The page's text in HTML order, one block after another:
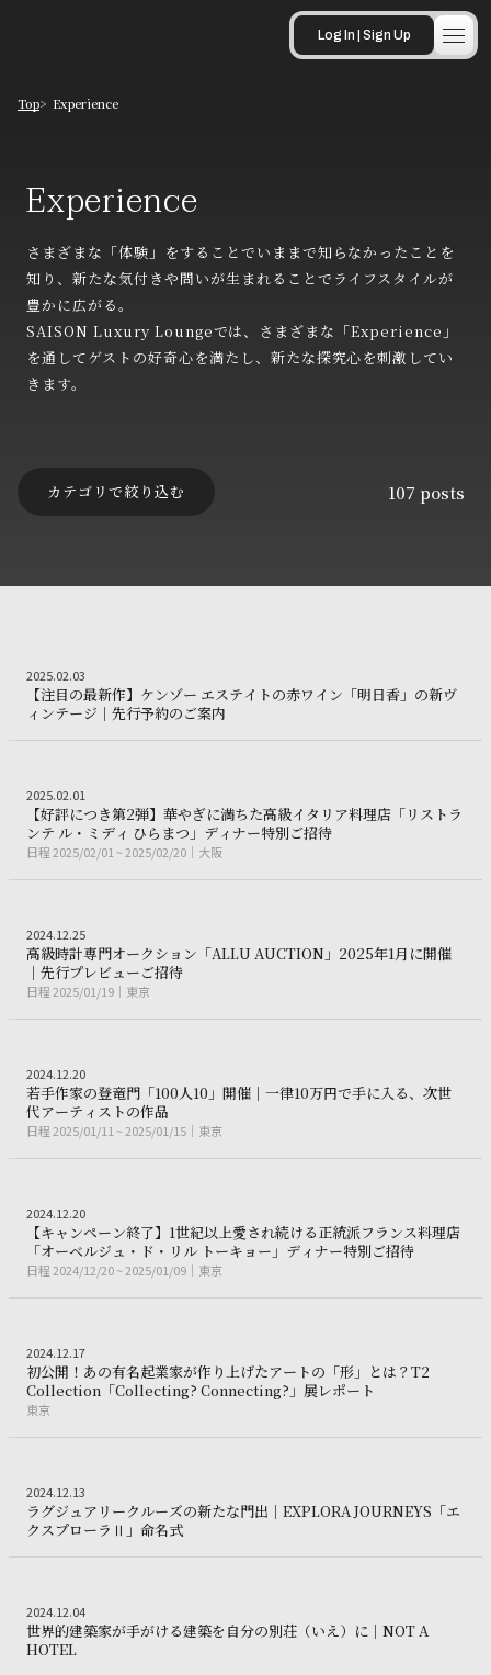
Log In | Sign Up
Top Experience
ExperienceExperience
さまざまな「体験」をすることでいままで知らなかったことを
知り、 新たな気付きや問いが生まれることでライフスタイルが
豊かに広がる。
SAISON Luxury Loungeでは、さまざまな「Experience」
を通してゲストの好奇心を満たし、新たな探究心を刺激してい
きます。
カテゴリで絞り込む 107 posts
2025.02.03
【注目の最新作】 ケンゾー エステイ トの赤ワイ ン 「明日香 」 の新ヴ
ィ ンテージ ｜ 先行予約のご案内
2025.02.01
【好評につき第2弾】 華やぎに満ちた高級イ タ リ ア料理店 「リ ス ト ラ
ンテ ル ・ ミ ディ ひら まつ 」 ディ ナー特別ご招待【好評につき第2弾】華
日程 2025/02/01 ~ 2025/02/20日程2025/02/01 ~ 2025/02/20
大阪大阪
2024.12.252024.12.25
高級時計専門オーク シ ョ ン 「ALLUAUCTION 」 2025年1月 に開催
｜ 先行プレビューご招待高級時計専門オークション「ALLU AUCTION
日程 2025/01/19日程2025/01/19
東京東京
2024.12.202024.12.20
若手作家の登竜門 「100人10 」 開催 ｜ 一律10万円で手に入る、 次世
代アーテ ィ ス トの作品
日程 2025/01/1 1 ~ 2025/01/15日程2025/01/11 ~ 2025/01/15
東京東京
2024.12.202024.12.20
【キャ ンペーン終了】 1世紀以上愛され続ける正統派フ ラ ンス料理店
「オーベルジュ ・ ド ・ リ ル トーキ ョ ー 」 ディ ナー特別ご招待【キャンペ
日程 2024/12/20~ 2025/01/09日程2024/12/20 ~ 2025/01/09
東京東京
2024.12.172024.12.17
初公開 ！ あの有名起業家が作 り上げたアー トの 「形 」 とは ？ T2
Collection 「Collecting? Connecting? 」 展レポー ト
東京東京
2024.12.13
ラグジュア リ ークルーズの新たな門出 ｜ EXPLORAJOURNEYS 「エ
クスプローラ Ⅱ 」 命名式ラグジュアリークルーズの新たな門出｜
2024.12.042024.12.04
世界的建築家が手がける建築を自分の別荘 （いえ） に ｜ NOTA
HOTEL世界的建築家が手がける建築を自分の別荘（いえ）に｜NOT A